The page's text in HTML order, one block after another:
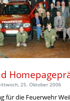
25. Oktober 2006
für die Feuerwehr